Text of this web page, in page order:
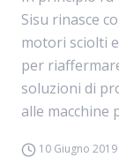
Sisu rinasce
motori sciolti
per
soluzioni di
alle macchine
10 Giugno 2019